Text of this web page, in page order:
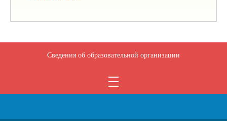
Сведения об образовательной организации